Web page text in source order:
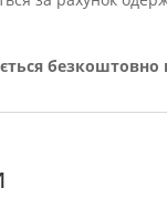
безкоштовно